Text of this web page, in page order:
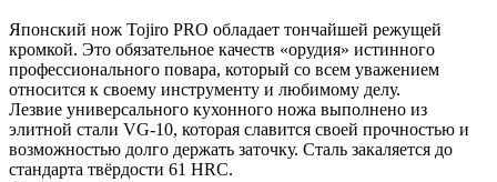
Японский нож Tojiro PRO обладает тончайшей режущей
кромкой. Это обязательное качеств «орудия» истинного
профессионального повара, который со всем уважением
относится к своему инструменту и любимому делу.
Лезвие универсального кухонного ножа выполнено из
элитной стали VG-10, которая славится своей прочностью и
возможностью долго держать заточку. Сталь закаляется до
стандарта твёрдости 61 HRC.